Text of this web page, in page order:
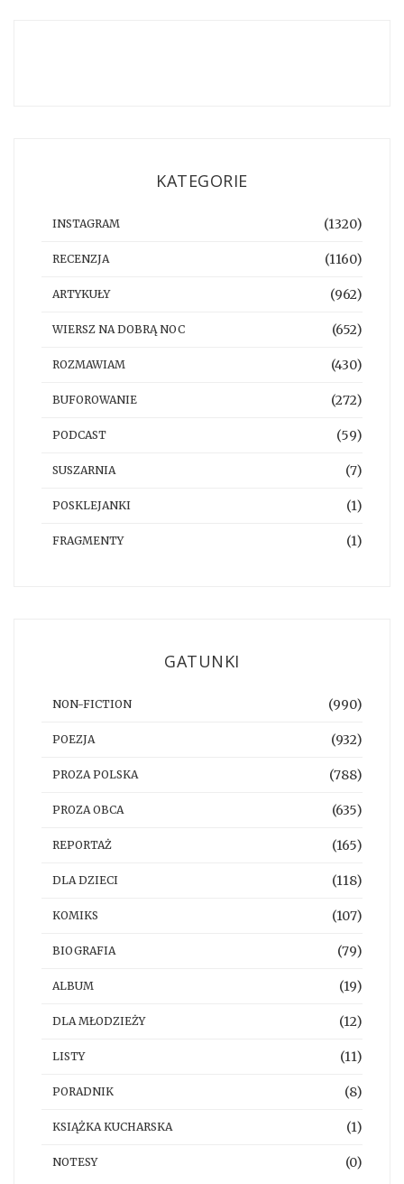
KATEGORIE
INSTAGRAM (1320)
RECENZJA (1160)
ARTYKUŁY (962)
WIERSZ NA DOBRĄ NOC (652)
ROZMAWIAM (430)
BUFOROWANIE (272)
PODCAST (59)
SUSZARNIA (7)
POSKLEJANKI (1)
FRAGMENTY (1)
GATUNKI
NON-FICTION (990)
POEZJA (932)
PROZA POLSKA (788)
PROZA OBCA (635)
REPORTAŻ (165)
DLA DZIECI (118)
KOMIKS (107)
BIOGRAFIA (79)
ALBUM (19)
DLA MŁODZIEŻY (12)
LISTY (11)
PORADNIK (8)
KSIĄŻKA KUCHARSKA (1)
NOTESY (0)